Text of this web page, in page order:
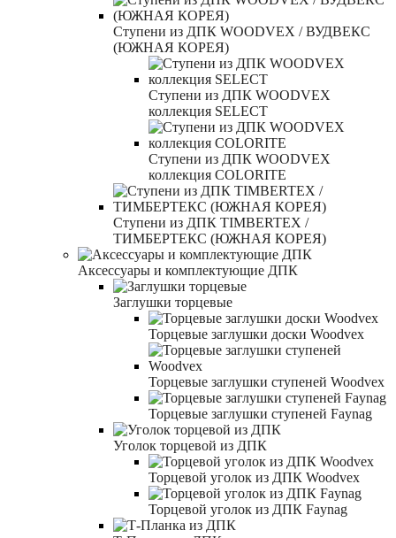
Ступени из ДПК WOODVEX / ВУДВЕКС
(ЮЖНАЯ КОРЕЯ)
Ступени из ДПК WOODVEX
коллекция SELECT
Ступени из ДПК WOODVEX
коллекция COLORITE
Ступени из ДПК TIMBERTEX /
ТИМБЕРТЕКС (ЮЖНАЯ КОРЕЯ)
Аксессуары и комплектующие ДПК
Заглушки торцевые
Торцевые заглушки доски Woodvex
Торцевые заглушки ступеней Woodvex
Торцевые заглушки ступеней Faynag
Уголок торцевой из ДПК
Торцевой уголок из ДПК Woodvex
Торцевой уголок из ДПК Faynag